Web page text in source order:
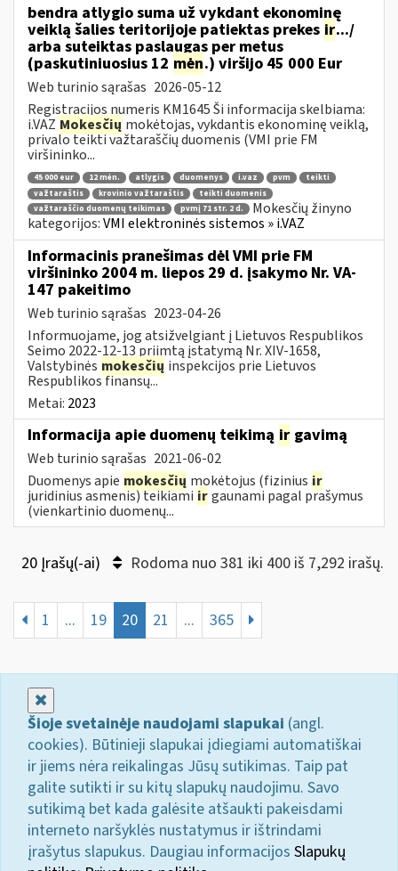
bendra atlygio suma už vykdant ekonominę
veiklą šalies teritorijoje patiektas prekes ir.../
arba suteiktas paslaugas per metus
(paskutiniuosius 12 mėn.) viršijo 45 000 Eur
Web turinio sąrašas 2026-05-12
Registracijos numeris KM1645 Ši informacija skelbiama:
i.VAZ Mokesčių mokėtojas, vykdantis ekonominę veiklą,
privalo teikti važtaraščių duomenis (VMI prie FM
viršininko...
45 000 eur 12 mėn. atlygis duomenys i.vaz pvm
teikti
važtaraštis
krovinio važtaraštis
teikti duomenis
važtaraščio duomenų teikimas
pvmį 71 str. 2 d.
Mokesčių žinyno
kategorijos:VMI elektroninės sistemos » i.VAZ
Informacinis pranešimas dėl VMI prie FM
viršininko 2004 m. liepos 29 d. įsakymo Nr. VA-
147 pakeitimo
Web turinio sąrašas 2023-04-26
Informuojame, jog atsižvelgiant į Lietuvos Respublikos
Seimo 2022-12-13 priimtą įstatymą Nr. XIV-1658,
Valstybinės mokesčių inspekcijos prie Lietuvos
Respublikos finansų...
Metai: 2023
Informacija apie duomenų teikimą ir gavimą
Web turinio sąrašas 2021-06-02
Duomenys apie mokesčių mokėtojus (fizinius ir
juridinius asmenis) teikiami irgaunami pagal prašymus
(vienkartinio duomenų...
20 Įrašų(-ai) Rodoma nuo 381 iki 400 iš 7,292 irašų.
1 ... 19 20 21 ... 365
Šioje svetainėje naudojami slapukai (angl.
cookies). Būtinieji slapukai įdiegiami automatiškai
ir jiems nėra reikalingas Jūsų sutikimas. Taip pat
galite sutikti ir su kitų slapukų naudojimu. Savo
sutikimą bet kada galėsite atšaukti pakeisdami
interneto naršyklės nustatymus ir ištrindami
įrašytus slapukus. Daugiau informacijos Slapukų